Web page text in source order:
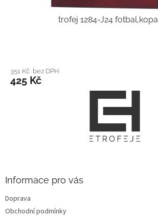
trofej 1284-J24
351 Kč bez DPH
425 Kč
Informace pro vás
Doprava
Obchodní podmínky